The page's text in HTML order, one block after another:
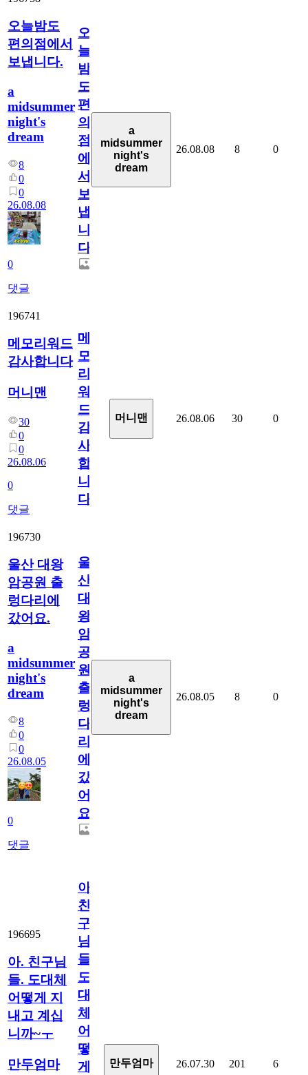
오늘밤도
편의점에서
보냅니다.
a
midsummer
night's
dream
8
0
0
26.08.08
0
댓글
오
늘
밤
도
편
의
점
에
서
보
냅
니
다.
a
midsummer
night's
dream
26.08.08 8 0
196741
메모리워드
감사합니다
머니맨
30
0
0
26.08.06
0
댓글
메
모
리
워
드
감
사
합
니
다
머니맨 26.08.06 30 0
196730
울산 대왕
암공원 출
렁다리에
갔어요.
a
midsummer
night's
dream
8
0
0
26.08.05
0
댓글
울
산
대
왕
암
공
원
출
렁
다
리
에
갔
어
요.
a
midsummer
night's
dream
26.08.05 8 0
196695
아. 친구님
들. 도대체
어떻게 지
내고 계십
니까~ㅜ
만두엄마
아.
친
구
님
들.
도
대
체
어
떻
게
만두엄마 26.07.30 201 6